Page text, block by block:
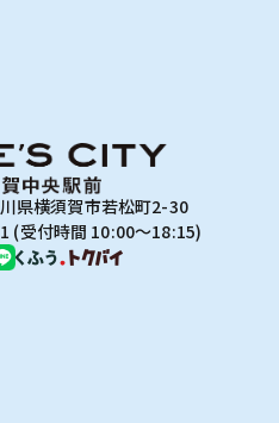
県横須賀市若松町2-30
(受付時間 10:00～18:15)